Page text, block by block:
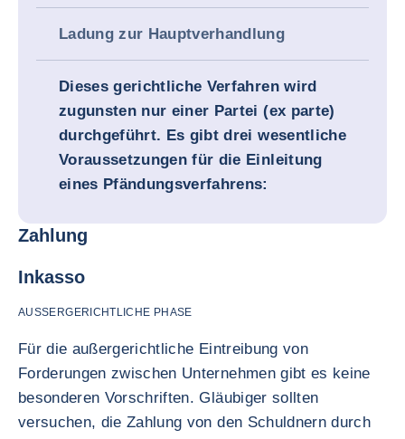
Ladung zur Hauptverhandlung
Dieses gerichtliche Verfahren wird
zugunsten nur einer Partei (ex parte)
durchgeführt. Es gibt drei wesentliche
Voraussetzungen für die Einleitung
eines Pfändungsverfahrens:
Zahlung
Inkasso
AUSSERGERICHTLICHE PHASE
Für die außergerichtliche Eintreibung von
Forderungen zwischen Unternehmen gibt es keine
besonderen Vorschriften. Gläubiger sollten
versuchen, die Zahlung von den Schuldnern durch